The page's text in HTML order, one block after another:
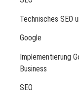
Technisches SEO
Google
Implementierung
Business
SEO